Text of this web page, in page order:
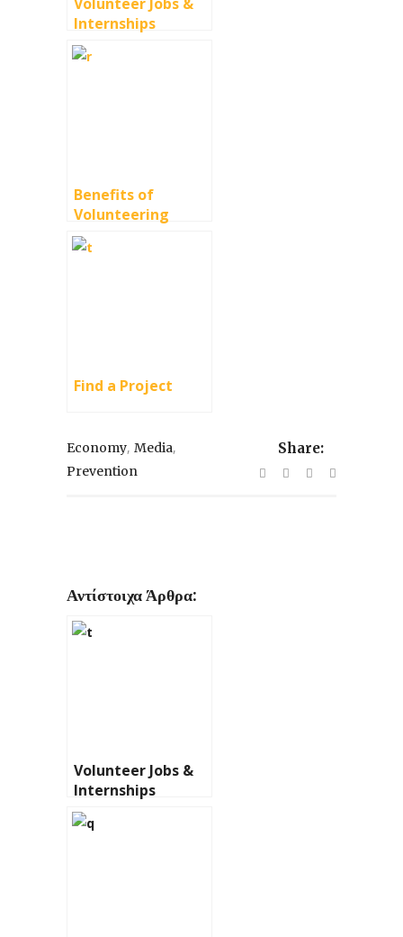
Internships
Benefits of
Volunteering
Find a Project
Economy, Media,
Prevention
Share:
Αντίστοιχα Άρθρα:
Volunteer Jobs &
Internships